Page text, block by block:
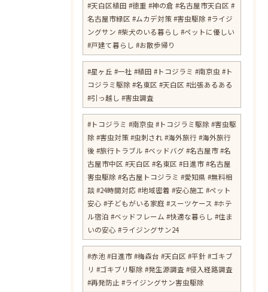
#天白区植田 #徳重 #神の倉 #名古屋市天白区 #
名古屋市緑区 #ムカデ対策 #害虫駆除 #ライジ
ングサン #柴犬のいる暮らし #ペットに優しい
#戸建て暮らし #お散歩帰り
#星ヶ丘 #一社 #植田 #トコジラミ #南京虫 #ト
コジラミ駆除 #名東区 #天白区 #出張あるある
#引っ越し #害虫調査
#トコジラミ #南京虫 #トコジラミ駆除 #害虫駆
除 #害虫対策 #虫刺され #海外旅行 #海外旅行
後 #旅行トラブル #ベッドバグ #名古屋市 #名
古屋市中区 #天白区 #名東区 #日進市 #名古屋
害虫駆除 #名古屋トコジラミ #愛知県 #無料相
談 #24時間対応 #地域密着 #安心施工 #ペット
安心 #子どもがいる家庭 #スーツケース #ホテ
ル宿泊 #ベッドフレーム #快適な暮らし #住ま
いの安心 #ライジングサン24
#赤池 #日進市 #梅森台 #天白区 #平針 #ゴキブ
リ #ゴキブリ駆除 #発生源調査 #侵入経路調査
#再発防止 #ライジングサン害虫駆除